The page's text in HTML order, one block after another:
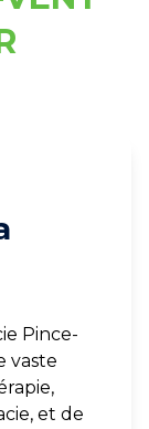
Pince-
vaste
et de